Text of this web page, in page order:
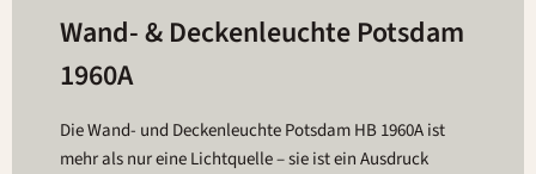
Wand- & Deckenleuchte Potsdam
1960A
Die Wand- und Deckenleuchte Potsdam HB 1960A ist
mehr als nur eine Lichtquelle – sie ist ein Ausdruck